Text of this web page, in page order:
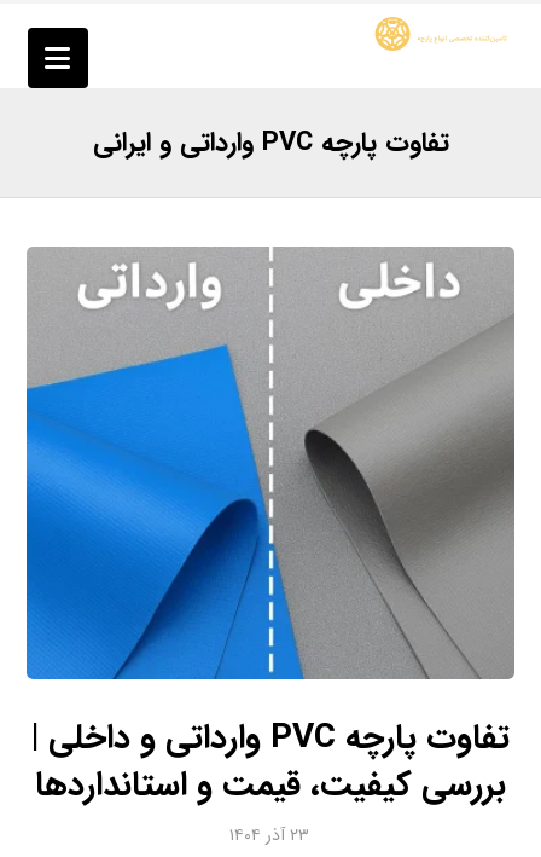
تفاوت پارچه PVC وارداتی و ایرانی
تفاوت پارچه PVC وارداتی و داخلی |
بررسی کیفیت، قیمت و استانداردها
۲۳ آذر ۱۴۰۴